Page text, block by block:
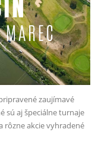
zaujímavé
sú aj špeciálne turnaje
rôzne akcie vyhradené